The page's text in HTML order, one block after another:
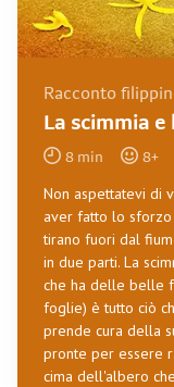
Racconto
La scimmia
8 min 8+
Non aspettatevi di
aver fatto lo sforzo
tirano fuori dal
in due parti. La
che ha delle belle
foglie) è tutto ciò
prende cura della
pronte per essere
cima dell'albero